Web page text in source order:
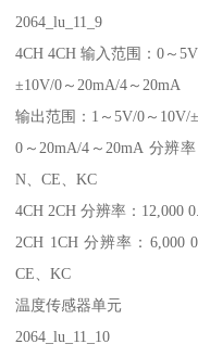
2064_lu_11_9
4CH 4CH 输入范围：0～
±10V/0～20mA/4～20mA
输出范围：1～5V/0～10V/
0～20mA/4～20mA 分辨率
N、CE、KC
4CH 2CH 分辨率：12,000
2CH 1CH 分辨率：6,000
CE、KC
温度传感器单元
2064_lu_11_10